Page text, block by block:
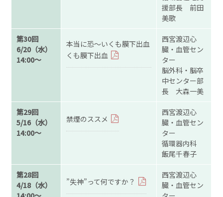
援部長 前田
美歌
第30回
6/20（水）
14:00～
本当に恐～いくも膜下出血
くも膜下出血
西宮渡辺心
臓・血管セン
ター
脳外科・脳卒
中センター部
長 大森一美
第29回
5/16（水）
14:00～
禁煙のススメ
西宮渡辺心
臓・血管セン
ター
循環器内科
飯尾千春子
第28回
4/18（水）
”失神”って何ですか？
西宮渡辺心
臓・血管セン